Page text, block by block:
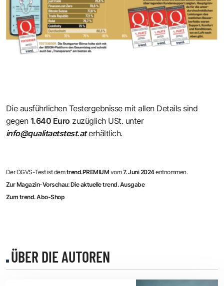
Die ausführlichen Testergebnisse mit allen Details sind
gegen 1.640 Euro zuzüglich USt. unter
info@qualitaetstest.aterhältlich.
Der ÖGVS-Test ist demtrend.PREMIUM vom7. Juni 2024entnommen.
Zur Magazin-Vorschau: Die aktuelle trend. Ausgabe
Zum trend. Abo-Shop
ÜBER DIE AUTOREN